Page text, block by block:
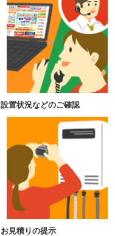
設置状況などのご確認
お見積りの提示